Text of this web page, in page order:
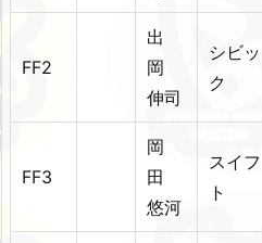
FF2
出
岡
伸司
シビッ
ク
FF3
岡
田
悠河
スイフ
ト